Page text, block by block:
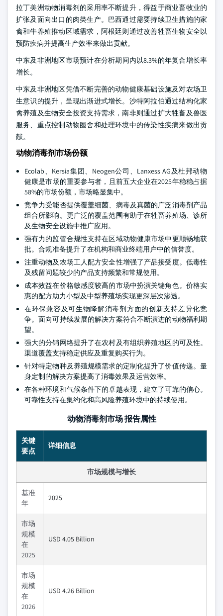
拉丁美洲动物消毒剂的采用率不断提升，得益于商业畜牧业的
扩张及面向出口的肉类生产。巴西通过需要持续卫生措施的家
禽和牛养殖推动区域需求，阿根廷则通过改善牲畜生物安全以
预防疾病并提高生产效率来做出贡献。
中东及非洲地区市场预计在分析期间内以8.3%的年复合增长率
增长。
中东及非洲地区凭借不断完善的动物健康基础设施及对农场卫
生意识的提升，呈现出渐进式增长。沙特阿拉伯通过结构化家
禽养殖及生物安全投资支持需求，南非则通过扩大牲畜及兽医
服务、重点控制动物圈舍和处理环境中的传染性疾病来做出贡
献。
动物消毒剂市场份额
Ecolab、Kersia集团、Neogen公司、Lanxess AG及杜邦动物
健康是市场的重要参与者，且前五大企业在2025年稳稳占据
58%的市场份额，市场略显集中。
竞争力受能否提供覆盖细菌、病毒及真菌的广泛消毒剂产品
组合所影响。更广泛的覆盖范围有助于在牲畜养殖场、诊所
及生物安全设施中推广应用。
强有力的监管合规性支持在区域动物健康市场中更顺畅地获
批。合规准备提升了在机构和商业终端用户中的信誉度。
注重动物及农场工人配方安全性增强了产品接受度。低毒性
及残留问题较少的产品支持频繁和常规使用。
成本效益在价格敏感度较高的市场中扮演关键角色。价格实
惠的配方助力小型及中型养殖场实现更深层次渗透。
在环保兼容及可生物降解消毒剂方面的创新支持差异化竞
争。面向可持续发展的解决方案符合不断演进的动物福利期
望。
强大的分销网络提升了在农村及有组织养殖地区的可及性。
渠道覆盖支持稳定供应及重复购买行为。
针对特定物种及养殖规模需求的定制化提升了价值传递。量
身定制的解决方案提高了消毒效果及运营效率。
在各种环境和气候条件下的卓越表现，建立了可靠的信心。
可靠性支持在集约化和高风险养殖环境中的持续使用。
动物消毒剂市场 报告属性
关键
要点
详细信息
市场规模与增长
基准
年
2025
市场
规模
在
2025
USD 4.05 Billion
市场
规模
在
2026
USD 4.26 Billion